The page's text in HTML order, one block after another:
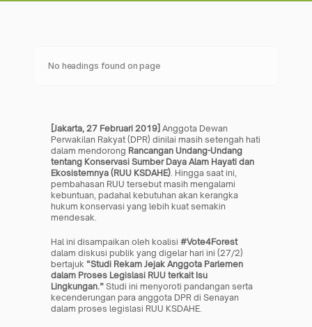
No headings found on page
[Jakarta, 27 Februari 2019] Anggota Dewan
Perwakilan Rakyat (DPR) dinilai masih setengah hati
dalam mendorong Rancangan Undang-Undang
tentang Konservasi Sumber Daya Alam Hayati dan
Ekosistemnya (RUU KSDAHE) . Hingga saat ini,
pembahasan RUU tersebut masih mengalami
kebuntuan, padahal kebutuhan akan kerangka
hukum konservasi yang lebih kuat semakin
mendesak.
Hal ini disampaikan oleh koalisi #Vote4Forest
dalam diskusi publik yang digelar hari ini (27/2)
bertajuk “Studi Rekam Jejak Anggota Parlemen
dalam Proses Legislasi RUU terkait Isu
Lingkungan.” Studi ini menyoroti pandangan serta
kecenderungan para anggota DPR di Senayan
dalam proses legislasi RUU KSDAHE.